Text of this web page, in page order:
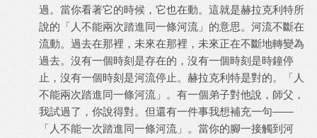
過。當你看著它的時候，它也在動。這就是赫拉克利特所
說的「人不能兩次踏進同一條河流」的意思。河流不斷在
流動。過去在那裡，未來在那裡，未來正在不斷地轉變為
過去。沒有一個時刻是存在的，沒有一個時刻是時鐘停
止，沒有一個時刻是河流停止。赫拉克利特是對的。「人
不能兩次踏進同一條河流」。有一個弟子對他說，師父，
我試過了，你說得對。但還有一件事我想補充一句——
「人不能一次踏進同一條河流」。當你的腳一接觸到河